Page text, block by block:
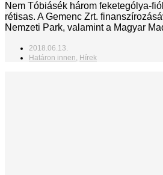
Nem Tóbiásék három feketególya-
rétisas. A Gemenc Zrt.
Nemzeti Park, valamint a Magyar
2018.06.13.
Határon innen, Hírek